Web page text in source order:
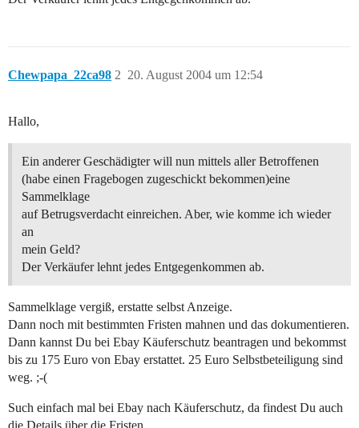
Chewpapa_22ca98 20. August 2004 um 12:54
2
Hallo,
Ein anderer Geschädigter will nun mittels aller Betroffenen
(habe einen Fragebogen zugeschickt bekommen)eine
Sammelklage
auf Betrugsverdacht einreichen. Aber, wie komme ich wieder
an
mein Geld?
Der Verkäufer lehnt jedes Entgegenkommen ab.
Sammelklage vergiß, erstatte selbst Anzeige.
Dann noch mit bestimmten Fristen mahnen und das dokumentieren.
Dann kannst Du bei Ebay Käuferschutz beantragen und bekommst
bis zu 175 Euro von Ebay erstattet. 25 Euro Selbstbeteiligung sind
weg. ;-(
Such einfach mal bei Ebay nach Käuferschutz, da findest Du auch
die Details über die Fristen.